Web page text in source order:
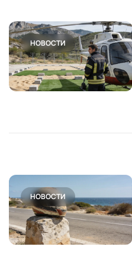
НОВОСТИ
НОВОСТИ